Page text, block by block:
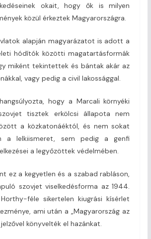
okait, hogy ők is milyen
közül érkeztek Magyarországra.
alapján magyarázatot is adott a
hódítók közötti magatartásformák
miként tekintettek és bántak akár az
vagy pedig a civil lakossággal.
hogy a Marcali környéki
tisztek erkölcsi állapota nem
a közkatonáéktól, és nem sokat
a lelkiismeret, sem pedig a genfi
a legyőzöttek védelmében.
ez a kegyetlen és a szabad rabláson,
szovjet viselkedésforma az 1944.
féle sikertelen kiugrási kísérlet
ami után a „Magyarország az
könyvelték el hazánkat.